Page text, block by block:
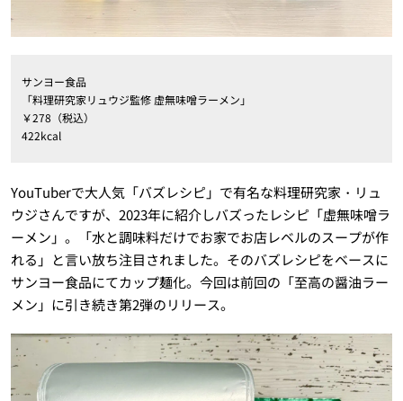
サンヨー食品
「料理研究家リュウジ監修 虚無味噌ラーメン」
￥278（税込）
422kcal
YouTuberで大人気「バズレシピ」で有名な料理研究家・リュ
ウジさんですが、2023年に紹介しバズったレシピ「虚無味噌ラ
ーメン」。「水と調味料だけでお家でお店レベルのスープが作
れる」と言い放ち注目されました。そのバズレシピをベースに
サンヨー食品にてカップ麺化。今回は前回の「至高の醤油ラー
メン」に引き続き第2弾のリリース。